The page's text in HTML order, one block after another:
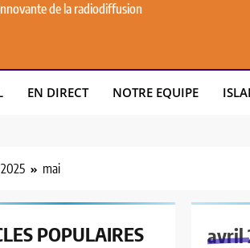
de la radiodiffusion
EN DIRECT NOTRE EQUIPE
2025 mai
POPULAIRES avril